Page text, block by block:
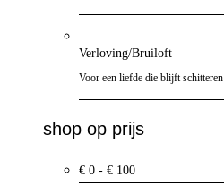
Verloving/Bruiloft
Voor een liefde die blijft schitteren
shop op prijs
€ 0 - € 100